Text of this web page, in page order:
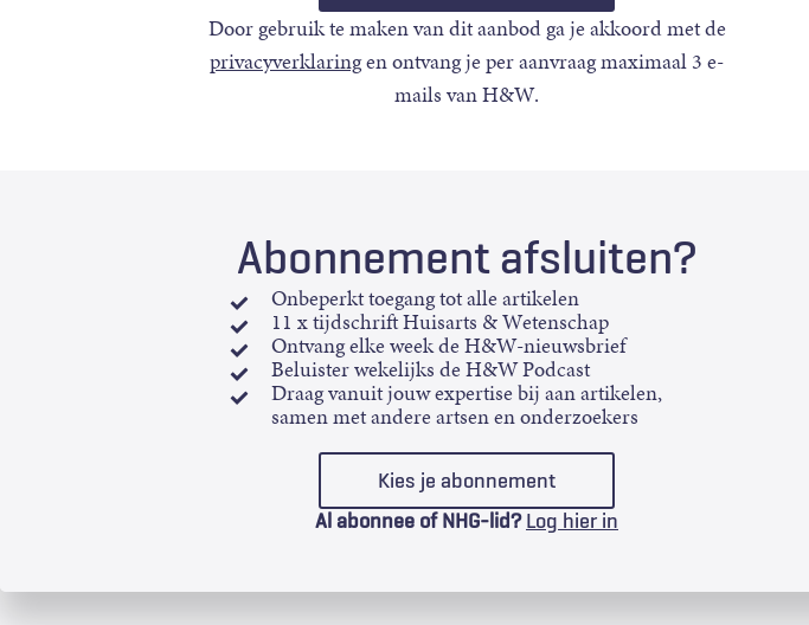
Door gebruik te maken van dit aanbod ga je akkoord met de
privacyverklaringen ontvang je per aanvraag maximaal 3 e-
mails van H&W.
Abonnement afsluiten?
Onbeperkt toegang tot alle artikelen
11 x tijdschrift Huisarts & Wetenschap
Ontvang elke week de H&W-nieuwsbrief
Beluister wekelijks de H&W Podcast
Draag vanuit jouw expertise bij aan artikelen,
samen met andere artsen en onderzoekers
Kies je abonnement
Al abonnee of NHG-lid? Log hier in